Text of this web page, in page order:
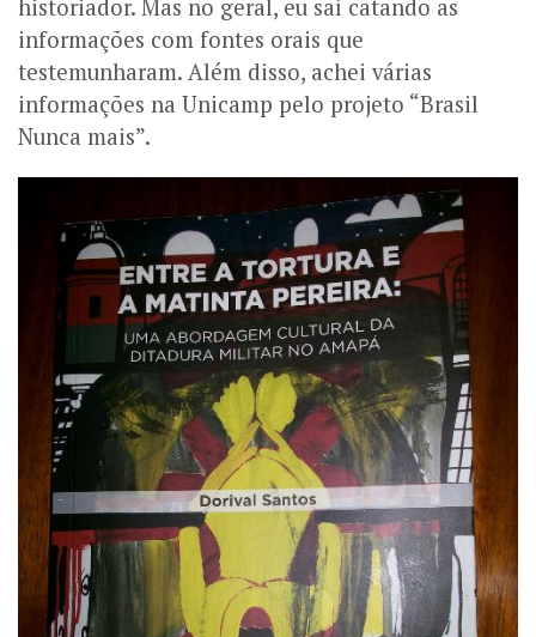
historiador. Mas no geral, eu saí catando as
informações com fontes orais que
testemunharam. Além disso, achei várias
informações na Unicamp pelo projeto “Brasil
Nunca mais”.